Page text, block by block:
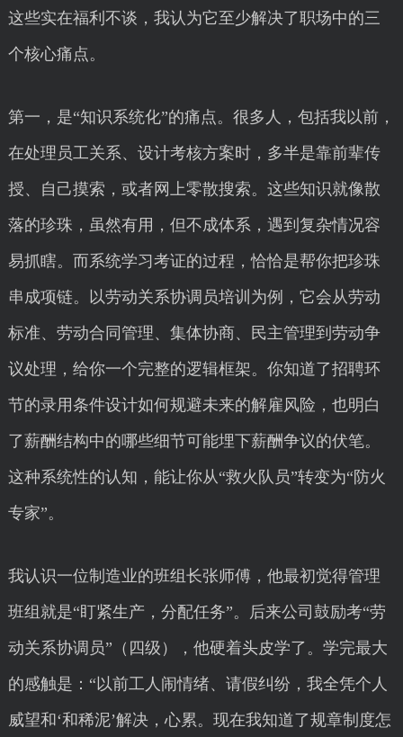
这些实在福利不谈，我认为它至少解决了职场中的三
个核心痛点。
第一，是“知识系统化”的痛点。很多人，包括我以前，
在处理员工关系、设计考核方案时，多半是靠前辈传
授、自己摸索，或者网上零散搜索。这些知识就像散
落的珍珠，虽然有用，但不成体系，遇到复杂情况容
易抓瞎。而系统学习考证的过程，恰恰是帮你把珍珠
串成项链。以劳动关系协调员培训为例，它会从劳动
标准、劳动合同管理、集体协商、民主管理到劳动争
议处理，给你一个完整的逻辑框架。你知道了招聘环
节的录用条件设计如何规避未来的解雇风险，也明白
了薪酬结构中的哪些细节可能埋下薪酬争议的伏笔。
这种系统性的认知，能让你从“救火队员”转变为“防火
专家”。
我认识一位制造业的班组长张师傅，他最初觉得管理
班组就是“盯紧生产，分配任务”。后来公司鼓励考“劳
动关系协调员”（四级），他硬着头皮学了。学完最大
的感触是：“以前工人闹情绪、请假纠纷，我全凭个人
威望和‘和稀泥’解决，心累。现在我知道了规章制度怎